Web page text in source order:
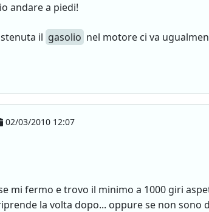
andare a piedi!
il gasolio nel motore ci va
02/03/2010 12:07
mi fermo e trovo il minimo a 1000 giri
la volta dopo... oppure se non sono